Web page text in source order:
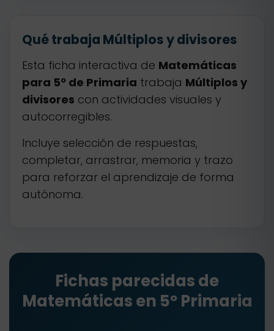
Qué trabaja Múltiplos y divisores
Esta ficha interactiva de Matemáticas
para 5º de Primaria trabaja Múltiplos y
divisores con actividades visuales y
autocorregibles.
Incluye selección de respuestas,
completar, arrastrar, memoria y trazo
para reforzar el aprendizaje de forma
autónoma.
Fichas parecidas de
Matemáticas en 5º Primaria